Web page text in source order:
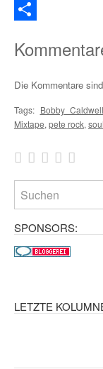
Email
Die Kommentare
Tags: Bobby Caldwell
Mixtape, pete rock,
SPONSORS:
LETZTE